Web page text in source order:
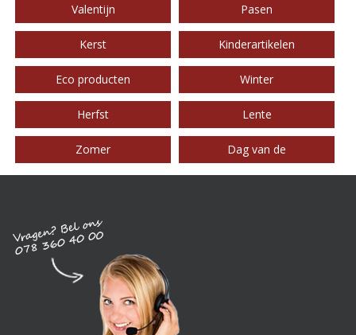
Valentijn Pasen
Kerst Kinderartikelen
Eco producten Winter
Herfst Lente
Zomer Dag van de